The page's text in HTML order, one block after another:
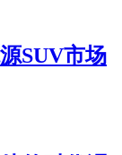
SUV市场